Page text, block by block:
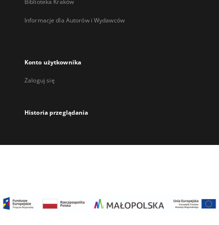
Biblioteka Kraków
Informacje dla Autorów i Wydawców
Konto użytkownika
Zaloguj się
Historia przeglądania